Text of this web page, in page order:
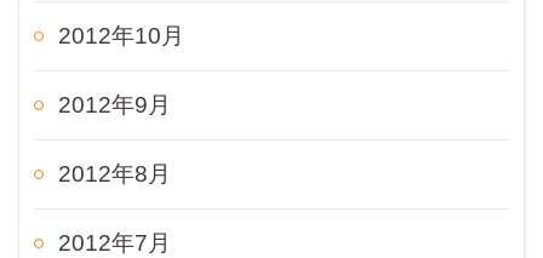
2012年10月
2012年9月
2012年8月
2012年7月